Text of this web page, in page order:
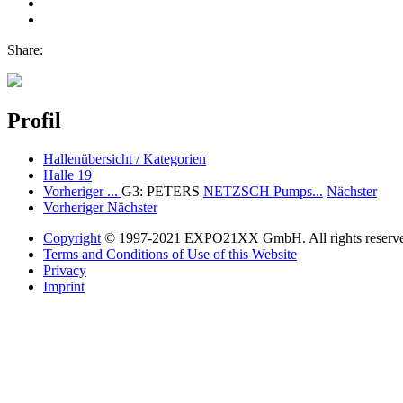
Share:
Profil
Hallenübersicht / Kategorien
Halle 19
Vorheriger ... G3: PETERS NETZSCH Pumps... Nächster
VorherigerNächster
Copyright © 1997-2021 EXPO21XX GmbH. All rights
Terms and Conditions of Use of this Website
Privacy
Imprint